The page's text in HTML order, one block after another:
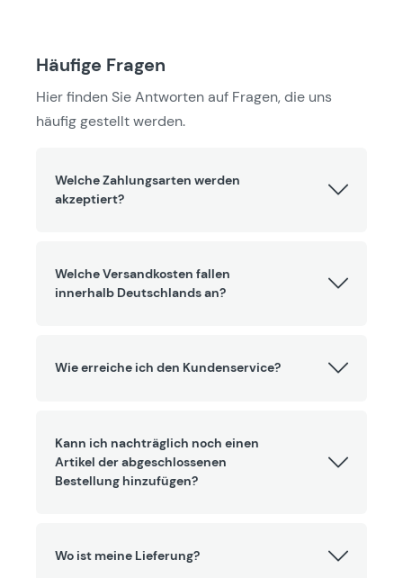
Vereinsturniere
Häufige Fragen
Hier finden Sie Antworten auf Fragen, die uns
häufig gestellt werden.
Welche Zahlungsarten werden
akzeptiert?
Welche Versandkosten fallen
innerhalb Deutschlands an?
Wie erreiche ich den Kundenservice?
Kann ich nachträglich noch einen
Artikel der abgeschlossenen
Bestellung hinzufügen?
Wo ist meine Lieferung?